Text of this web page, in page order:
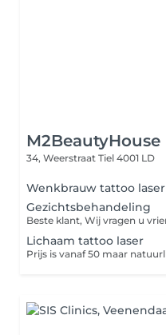
M2BeautyHouse
34, Weerstraat Tiel 4001 LD
Wenkbrauw tattoo laser
Gezichtsbehandeling
Lichaam tattoo laser